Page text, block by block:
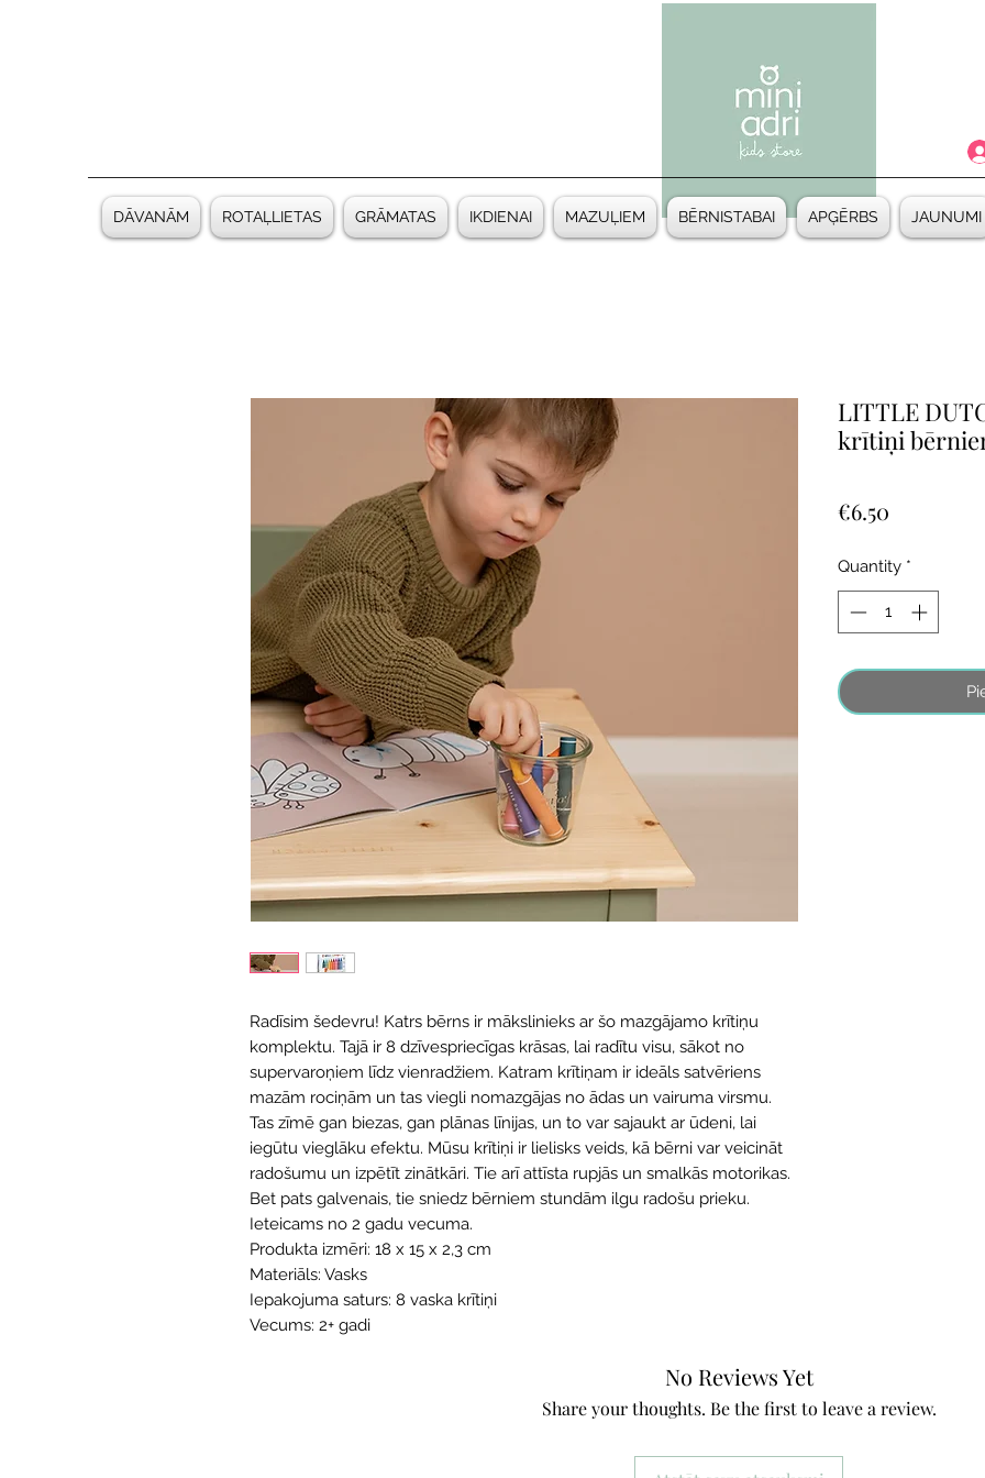
DĀVANĀM ROTAĻLIETAS GRĀMATAS IKDIENAI MAZUĻIEM BĒRNISTABAI APĢĒRBS JAUNUMI
Radīsim šedevru! Katrs bērns ir mākslinieks ar šo mazgājamo krītiņu
komplektu. Tajā ir 8 dzīvespriecīgas krāsas, lai radītu visu, sākot no
supervaroņiem līdz vienradžiem. Katram krītiņam ir ideāls satvēriens
mazām rociņām un tas viegli nomazgājas no ādas un vairuma virsmu.
Tas zīmē gan biezas, gan plānas līnijas, un to var sajaukt ar ūdeni, lai
iegūtu vieglāku efektu. Mūsu krītiņi ir lielisks veids, kā bērni var veicināt
radošumu un izpētīt zinātkāri. Tie arī attīsta rupjās un smalkās motorikas.
Bet pats galvenais, tie sniedz bērniem stundām ilgu radošu prieku.
Ieteicams no 2 gadu vecuma.
Produkta izmēri: 18 x 15 x 2,3 cm
Materiāls: Vasks
Iepakojuma saturs: 8 vaska krītiņi
Vecums: 2+ gadi
LITTLE
krītiņi
€6.50
Quantity *
No Reviews Yet
Share your thoughts. Be the first to leave a review.